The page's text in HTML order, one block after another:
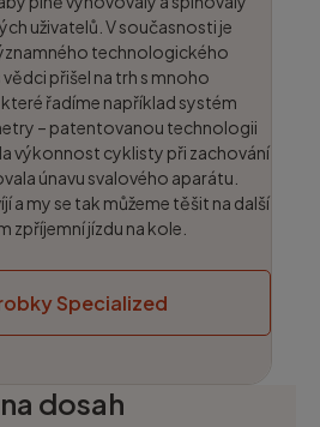
uživatelů. V současnosti je
technologického
přišel na trh s mnoho
řadíme například systém
– patentovanou technologii
výkonnost cyklisty při zachování
únavu svalového aparátu.
a my se tak můžeme těšit na další
zpříjemní jízdu na kole.
Specialized
dosah